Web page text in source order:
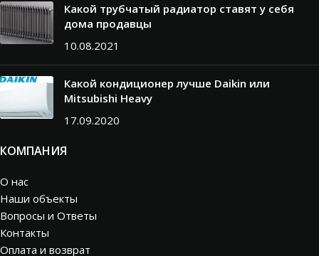
Какой трубчатый радиатор ставят у себя
дома продавцы
10.08.2021
Какой кондиционер лучше Daikin или
Mitsubishi Heavy
17.09.2020
КОМПАНИЯ
О нас
Наши объекты
Вопросы и Ответы
Контакты
Оплата и возврат